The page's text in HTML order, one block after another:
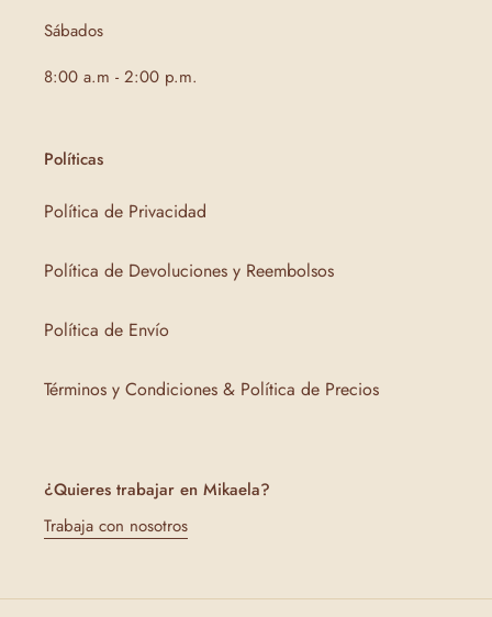
Sábados
8:00 a.m - 2:00 p.m.
Políticas
Política de Privacidad
Política de Devoluciones y Reembolsos
Política de Envío
Términos y Condiciones & Política de Precios
¿Quieres trabajar en Mikaela?
Trabaja con nosotros